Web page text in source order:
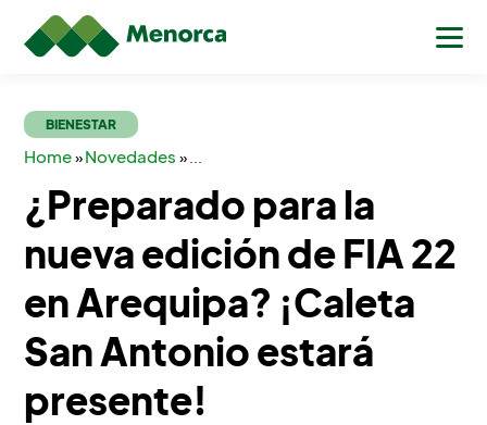
BIENESTAR
Home»Novedades»
¿Preparado para la
nueva edición de FIA 22
en Arequipa? ¡Caleta
San Antonio estará
presente!